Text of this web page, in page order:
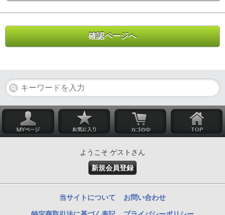
ようこそ ゲストさん
新規会員登録
当サイトについて お問い合わせ